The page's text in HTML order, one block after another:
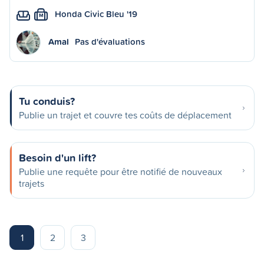
M Honda Civic Bleu '19
Amal Pas d'évaluations
Tu conduis?
Publie un trajet et couvre tes coûts de déplacement
Besoin d'un lift?
Publie une requête pour être notifié de nouveaux
trajets
1 2 3